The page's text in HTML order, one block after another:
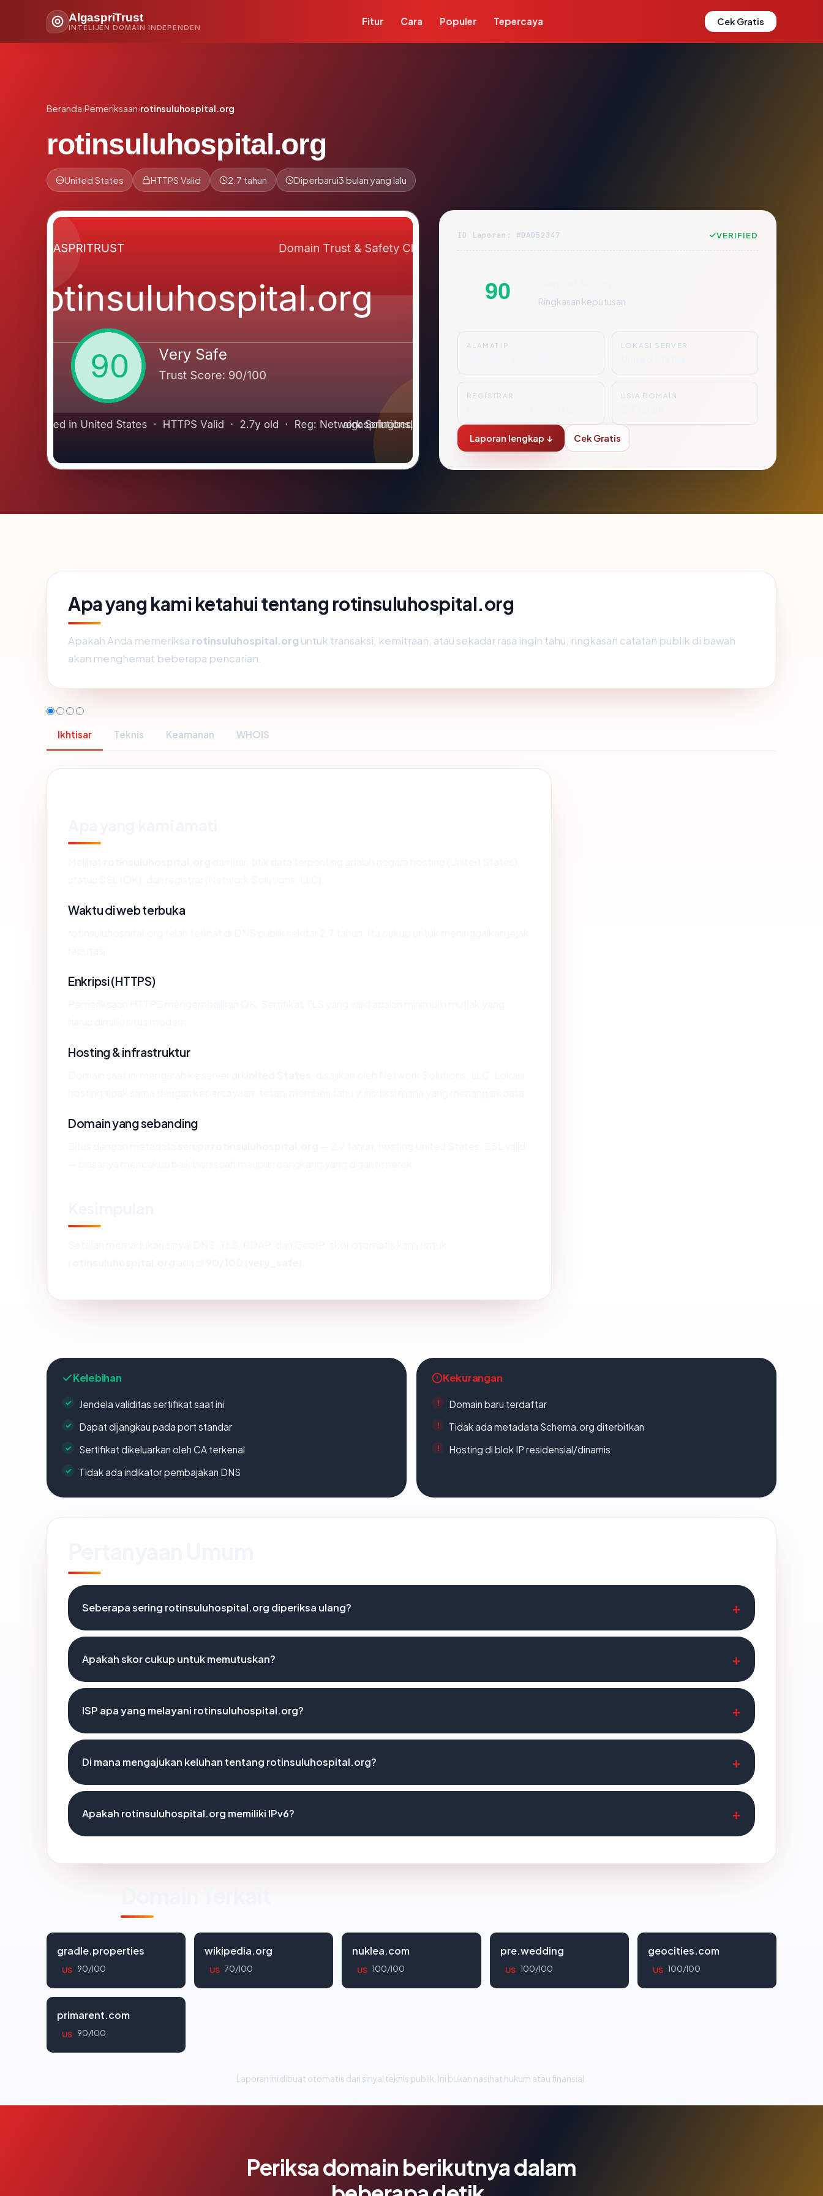
AlgaspriTrust
INTELIJEN DOMAIN INDEPENDEN
Fitur Cara Populer Tepercaya Cek Gratis
Beranda›Pemeriksaan›rotinsuluhospital.org
rotinsuluhospital.org
United States HTTPS Valid 2.7 tahun Diperbarui3 bulan yang lalu
ID Laporan: #DAD52347 VERIFIED
90 Ringkasan keputusan
ALAMAT IP LOKASI SERVER
REGISTRAR USIA DOMAIN
Laporan lengkap ↓ Cek Gratis
Apa yang kami ketahui tentang rotinsuluhospital.org
Apakah Anda memeriksa rotinsuluhospital.org untuk transaksi, kemitraan, atau sekadar rasa ingin tahu, ringkasan catatan publik di bawah
akan menghemat beberapa pencarian.
Ikhtisar Teknis Keamanan WHOIS
Waktu di web terbuka
Enkripsi (HTTPS)
Hosting & infrastruktur
Domain yang sebanding
Kelebihan
Jendela validitas sertifikat saat ini
Dapat dijangkau pada port standar
Sertifikat dikeluarkan oleh CA terkenal
Tidak ada indikator pembajakan DNS
Kekurangan
Domain baru terdaftar
Tidak ada metadata Schema.org diterbitkan
Hosting di blok IP residensial/dinamis
Seberapa sering rotinsuluhospital.org diperiksa ulang?
Apakah skor cukup untuk memutuskan?
ISP apa yang melayani rotinsuluhospital.org?
Di mana mengajukan keluhan tentang rotinsuluhospital.org?
Apakah rotinsuluhospital.org memiliki IPv6?
gradle.properties
US 90/100
wikipedia.org
US 70/100
nuklea.com
US 100/100
pre.wedding
US 100/100
geocities.com
US 100/100
primarent.com
US 90/100
Laporan ini dibuat otomatis dari sinyal teknis publik. Ini bukan nasihat hukum atau finansial.
Periksa domain berikutnya dalam